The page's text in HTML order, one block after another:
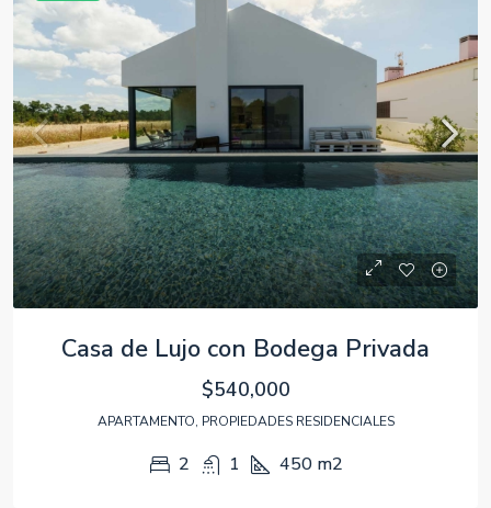
Casa de Lujo con Bodega Privada
$540,000
APARTAMENTO, PROPIEDADES RESIDENCIALES
2 1 450 m2